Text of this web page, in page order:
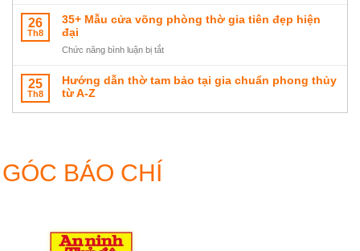
phong
hút
tài
gọn
ưu
gian
thước
khám
gia
chuẩn
lỗ
26
Th8
35+ Mẫu cửa võng phòng thờ gia tiên đẹp hiện
đại
Chức năng bình luận bị tắtở
Mẫu
25
Th8
Hướng dẫn thờ tam bảo tại gia chuẩn phong thủy
từ A-Z
GÓC BÁO CHÍ